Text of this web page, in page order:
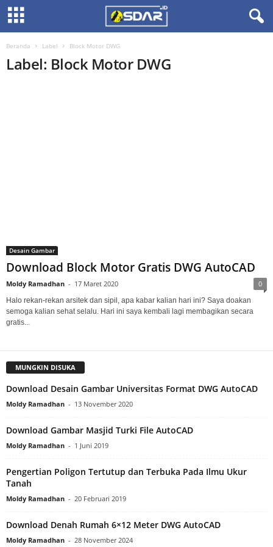
Beranda Label Block Motor DWG
Label: Block Motor DWG
Desain Gambar
Download Block Motor Gratis DWG AutoCAD
Moldy Ramadhan - 17 Maret 2020 0
Halo rekan-rekan arsitek dan sipil, apa kabar kalian hari ini? Saya doakan
semoga kalian sehat selalu. Hari ini saya kembali lagi membagikan secara
gratis...
MUNGKIN DISUKA
Download Desain Gambar Universitas Format DWG AutoCAD
Moldy Ramadhan - 13 November 2020
Download Gambar Masjid Turki File AutoCAD
Moldy Ramadhan - 1 Juni 2019
Pengertian Poligon Tertutup dan Terbuka Pada Ilmu Ukur
Tanah
Moldy Ramadhan - 20 Februari 2019
Download Denah Rumah 6×12 Meter DWG AutoCAD
Moldy Ramadhan - 28 November 2024